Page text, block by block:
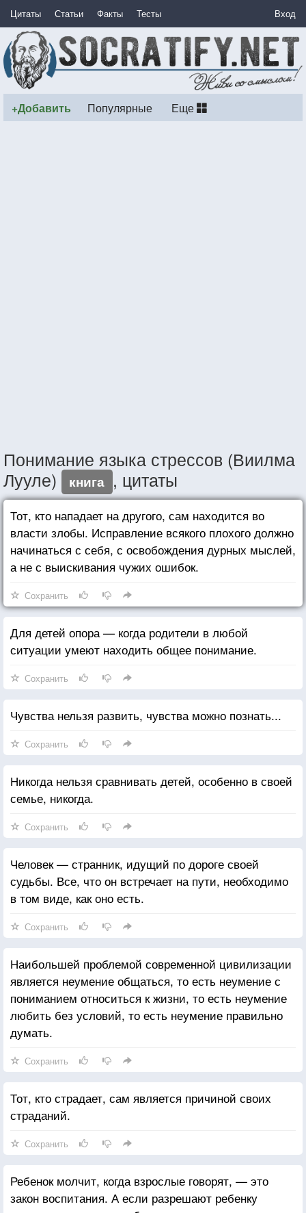
Цитаты Статьи Факты Тесты Вход
+Добавить Популярные Еще
Понимание языка стрессов (Виилма
Лууле)
книга , цитаты
Тот, кто нападает на другого, сам находится во
власти злобы. Исправление всякого плохого должно
начинаться с себя, с освобождения дурных мыслей,
а не с выискивания чужих ошибок.
Сохранить
Для детей опора — когда родители в любой
ситуации умеют находить общее понимание.
Сохранить
Чувства нельзя развить, чувства можно познать...
Сохранить
Никогда нельзя сравнивать детей, особенно в своей
семье, никогда.
Сохранить
Человек — странник, идущий по дороге своей
судьбы. Все, что он встречает на пути, необходимо
в том виде, как оно есть.
Сохранить
Наибольшей проблемой современной цивилизации
является неумение общаться, то есть неумение с
пониманием относиться к жизни, то есть неумение
любить без условий, то есть неумение правильно
думать.
Сохранить
Тот, кто страдает, сам является причиной своих
страданий.
Сохранить
Ребенок молчит, когда взрослые говорят, — это
закон воспитания. А если разрешают ребенку